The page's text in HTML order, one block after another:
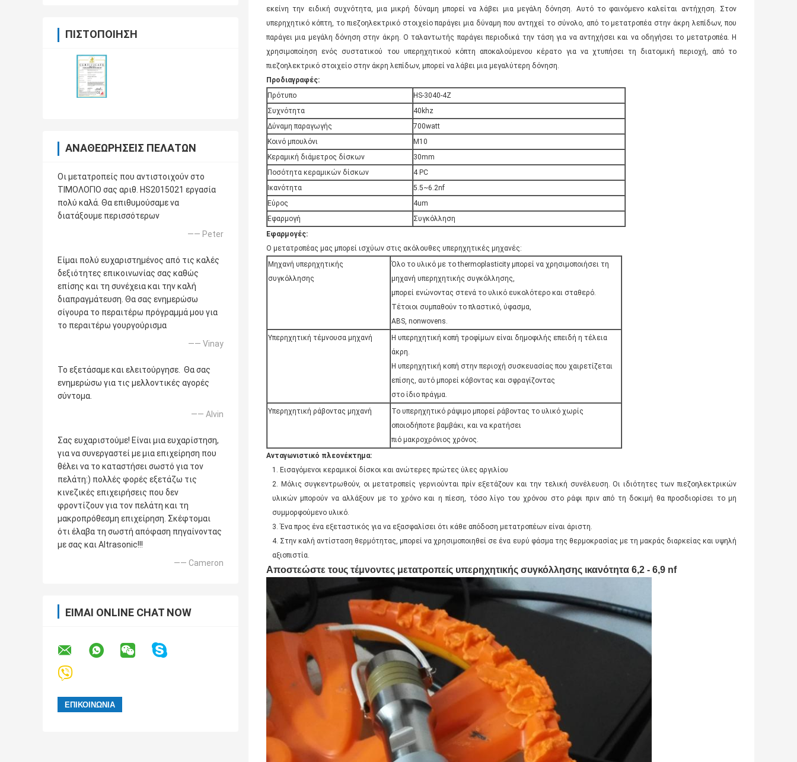
ΠΙΣΤΟΠΟΊΗΣΗ
ΑΝΑΘΕΩΡΉΣΕΙΣ ΠΕΛΑΤΏΝ
Οι μετατροπείς που αντιστοιχούν στο
ΤΙΜΟΛΟΓΙΟ σας αριθ. HS2015021 εργασία
πολύ καλά. Θα επιθυμούσαμε να
διατάξουμε περισσότερων
—— Peter
Είμαι πολύ ευχαριστημένος από τις καλές
δεξιότητες επικοινωνίας σας καθώς
επίσης και τη συνέχεια και την καλή
διαπραγμάτευση. Θα σας ενημερώσω
σίγουρα το περαιτέρω πρόγραμμά μου για
το περαιτέρω γουργούρισμα
—— Vinay
Το εξετάσαμε και ελειτούργησε. Θα σας
ενημερώσω για τις μελλοντικές αγορές
σύντομα.
—— Alvin
Σας ευχαριστούμε! Είναι μια ευχαρίστηση,
για να συνεργαστεί με μια επιχείρηση που
θέλει να το καταστήσει σωστό για τον
πελάτη:) πολλές φορές εξετάζω τις
κινεζικές επιχειρήσεις που δεν
φροντίζουν για τον πελάτη και τη
μακροπρόθεσμη επιχείρηση. Σκέφτομαι
ότι έλαβα τη σωστή απόφαση πηγαίνοντας
με σας και Altrasonic!!!
—— Cameron
ΕΊΜΑΙ ONLINE CHAT NOW
εκείνη την ειδική συχνότητα, μια μικρή δύναμη μπορεί να λάβει μια μεγάλη δόνηση. Αυτό το φαινόμενο καλείται αντήχηση. Στον
υπερηχητικό κόπτη, το πιεζοηλεκτρικό στοιχείο παράγει μια δύναμη που αντηχεί το σύνολο, από το μετατροπέα στην άκρη λεπίδων, που
παράγει μια μεγάλη δόνηση στην άκρη. Ο ταλαντωτής παράγει περιοδικά την τάση για να αντηχήσει και να οδηγήσει το μετατροπέα. Η
χρησιμοποίηση ενός συστατικού του υπερηχητικού κόπτη αποκαλούμενου κέρατο για να χτυπήσει τη διατομική περιοχή, από το
πιεζοηλεκτρικό στοιχείο στην άκρη λεπίδων, μπορεί να λάβει μια μεγαλύτερη δόνηση.
Προδιαγραφές:
Πρότυπο
HS-3040-4Z
Συχνότητα
40khz
Δύναμη παραγωγής
700watt
Κοινό μπουλόνι
M10
Κεραμική διάμετρος δίσκων
30mm
Ποσότητα κεραμικών δίσκων
4 PC
Ικανότητα
5.5~6.2nf
Εύρος
4um
Εφαρμογή
Συγκόλληση
Εφαρμογές:
Ο μετατροπέας μας μπορεί ισχύων στις ακόλουθες υπερηχητικές μηχανές:
Μηχανή υπερηχητικής
συγκόλλησης
Όλο το υλικό με το thermoplasticity μπορεί να χρησιμοποιήσει τη
μηχανή υπερηχητικής συγκόλλησης,
μπορεί ενώνοντας στενά το υλικό ευκολότερο και σταθερό.
Τέτοιοι συμπαθούν το πλαστικό, ύφασμα,
ABS, nonwovens.
Υπερηχητική τέμνουσα μηχανή
Η υπερηχητική κοπή τροφίμων είναι δημοφιλής επειδή η τέλεια
άκρη.
Η υπερηχητική κοπή στην περιοχή συσκευασίας που χαιρετίζεται
επίσης, αυτό μπορεί κόβοντας και σφραγίζοντας
στο ίδιο πράγμα.
Υπερηχητική ράβοντας μηχανή
Το υπερηχητικό ράψιμο μπορεί ράβοντας το υλικό χωρίς
οποιοδήποτε βαμβάκι, και να κρατήσει
πιό μακροχρόνιος χρόνος.
Ανταγωνιστικό πλεονέκτημα:
1. Εισαγόμενοι κεραμικοί δίσκοι και ανώτερες πρώτες ύλες αργιλίου
2. Μόλις συγκεντρωθούν, οι μετατροπείς γερνιούνται πρίν εξετάζουν και την τελική συνέλευση. Οι ιδιότητες των πιεζοηλεκτρικών
υλικών μπορούν να αλλάξουν με το χρόνο και η πίεση, τόσο λίγο του χρόνου στο ράφι πριν από τη δοκιμή θα προσδιορίσει το μη
συμμορφούμενο υλικό.
3. Ένα προς ένα εξεταστικός για να εξασφαλίσει ότι κάθε απόδοση μετατροπέων είναι άριστη.
4. Στην καλή αντίσταση θερμότητας, μπορεί να χρησιμοποιηθεί σε ένα ευρύ φάσμα της θερμοκρασίας με τη μακράς διαρκείας και υψηλή
αξιοπιστία.
Αποστεώστε τους τέμνοντες μετατροπείς υπερηχητικής συγκόλλησης ικανότητα 6,2 - 6,9 nf